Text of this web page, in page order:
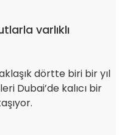
varlıklı
dörtte biri bir yıl
Dubai’de kalıcı bir